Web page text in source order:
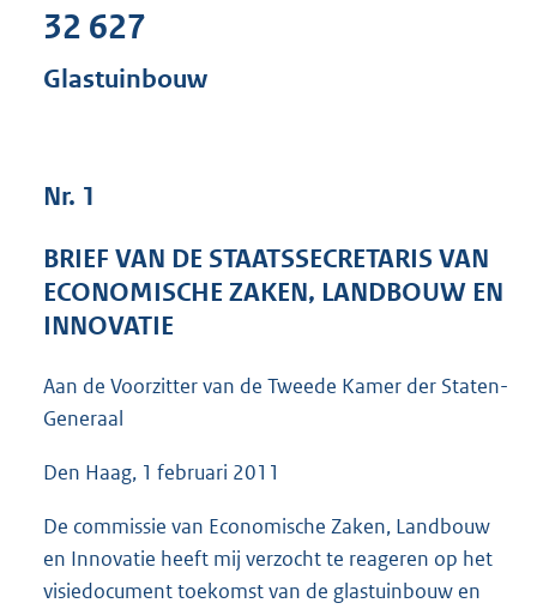
e
b
32 627
Glastuinbouw
Nr. 1
BRIEF VAN DE STAATSSECRETARIS VAN
ECONOMISCHE ZAKEN, LANDBOUW EN
INNOVATIE
Aan de Voorzitter van de Tweede Kamer der Staten-
Generaal
Den Haag, 1 februari 2011
De commissie van Economische Zaken, Landbouw
en Innovatie heeft mij verzocht te reageren op het
visiedocument toekomst van de glastuinbouw en